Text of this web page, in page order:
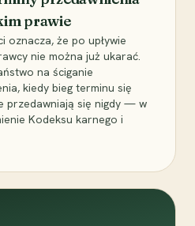
prawie
oznacza, że po upływie
nie można już ukarać.
na ściganie
kiedy bieg terminu się
przedawniają się nigdy — w
Kodeksu karnego i